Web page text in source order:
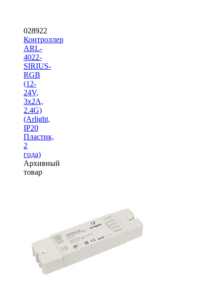
028922
Контроллер
ARL-
4022-
SIRIUS-
RGB
(12-
24V,
3x2A,
2.4G)
(Arlight,
IP20
Пластик,
2
года)
Архивный
товар